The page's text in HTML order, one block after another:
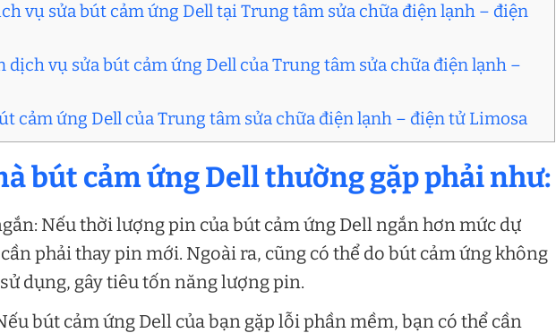
vụ sửa bút cảm ứng Dell tại Trung tâm sửa chữa điện lạnh – điện
dịch vụ sửa bút cảm ứng Dell của Trung tâm sửa chữa điện lạnh –
cảm ứng Dell của Trung tâm sửa chữa điện lạnh – điện tử Limosa
bút cảm ứng Dell thường gặp phải như:
Nếu thời lượng pin của bút cảm ứng Dell ngắn hơn mức dự
phải thay pin mới. Ngoài ra, cũng có thể do bút cảm ứng không
dụng, gây tiêu tốn năng lượng pin.
bút cảm ứng Dell của bạn gặp lỗi phần mềm, bạn có thể cần